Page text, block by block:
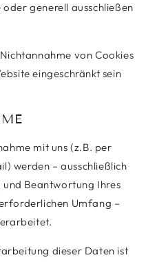
generell ausschließen
von Cookies
eingeschränkt sein
mit uns (z.B. per
werden – ausschließlich
Beantwortung Ihres
Umfang –
dieser Daten ist